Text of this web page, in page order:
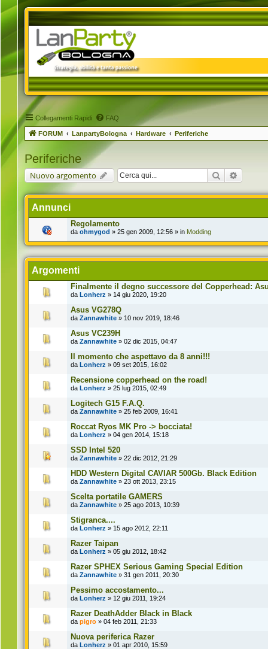
Collegamenti Rapidi FAQ
FORUM LanpartyBologna Hardware Periferiche
Periferiche
Nuovo argomento Cerca
Annunci
Regolamento
da ohmygod » 25 gen 2009, 12:56 » in Modding
Argomenti
Finalmente il degno successore del Copperhead:
da Lonherz » 14 giu 2020, 19:20
Asus VG278Q
da Zannawhite » 10 nov 2019, 18:46
Asus VC239H
da Zannawhite » 02 dic 2015, 04:47
Il momento che aspettavo da 8 anni!!!
da Lonherz » 09 set 2015, 16:02
Recensione copperhead on the road!
da Lonherz » 25 lug 2015, 02:49
Logitech G15 F.A.Q.
da Zannawhite » 25 feb 2009, 16:41
Roccat Ryos MK Pro -> bocciata!
da Lonherz » 04 gen 2014, 15:18
SSD Intel 520
da Zannawhite » 22 dic 2012, 21:29
HDD Western Digital CAVIAR 500Gb. Black Edition
da Zannawhite » 23 ott 2013, 23:15
Scelta portatile GAMERS
da Zannawhite » 25 ago 2013, 10:39
Stigranca....
da Lonherz » 15 ago 2012, 22:11
Razer Taipan
da Lonherz » 05 giu 2012, 18:42
Razer SPHEX Serious Gaming Special Edition
da Zannawhite » 31 gen 2011, 20:30
Pessimo accostamento...
da Lonherz » 12 giu 2011, 19:24
Razer DeathAdder Black in Black
da pigro » 04 feb 2011, 21:33
Nuova periferica Razer
da Lonherz » 01 apr 2010, 15:59